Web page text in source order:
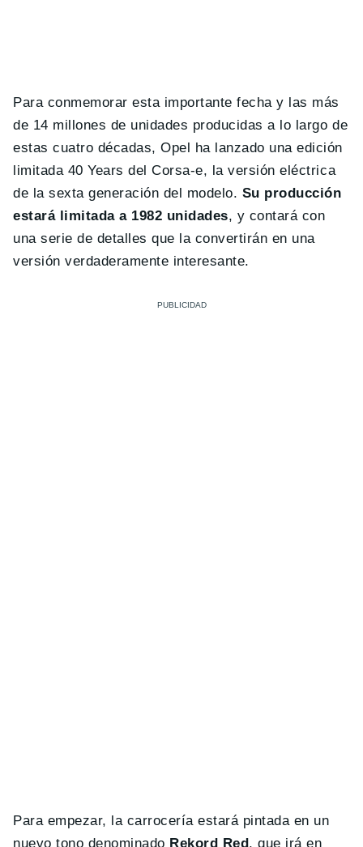
Para conmemorar esta importante fecha y las más
de 14 millones de unidades producidas a lo largo de
estas cuatro décadas, Opel ha lanzado una edición
limitada 40 Years del Corsa-e, la versión eléctrica
de la sexta generación del modelo. Su producción
estará limitada a 1982 unidades, y contará con
una serie de detalles que la convertirán en una
versión verdaderamente interesante.
Para empezar, la carrocería estará pintada en un
nuevo tono denominado Rekord Red , que irá en